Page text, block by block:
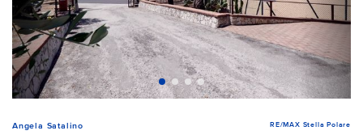
Angela Satalino RE/MAX Stella Polare